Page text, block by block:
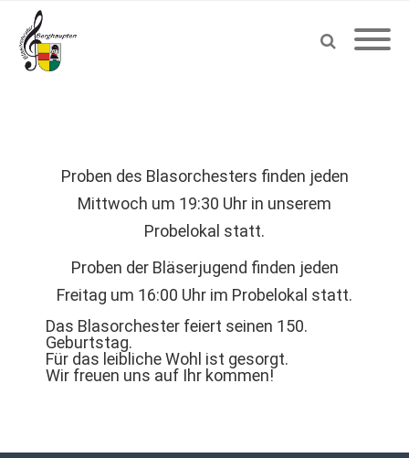
Proben des Blasorchesters finden jeden
Mittwoch um 19:30 Uhr in unserem
Probelokal statt.
Proben der Bläserjugend finden jeden
Freitag um 16:00 Uhr im Probelokal statt.
Das Blasorchester feiert seinen 150.
Geburtstag.
Für das leibliche Wohl ist gesorgt.
Wir freuen uns auf Ihr kommen!